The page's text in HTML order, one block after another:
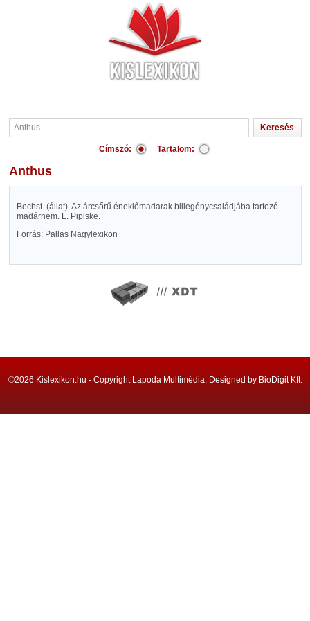
Címszó: Tartalom:
Anthus
Bechst. (állat). Az árcsőrű éneklőmadarak billegénycsaládjába tartozó
madárnem. L. Pipiske.
Forrás: Pallas Nagylexikon
©2026 Kislexikon.hu - Copyright Lapoda Multimédia, Designed by BioDigit Kft.